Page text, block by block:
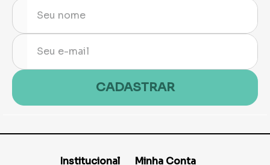
CADASTRAR
Institucional Minha Conta